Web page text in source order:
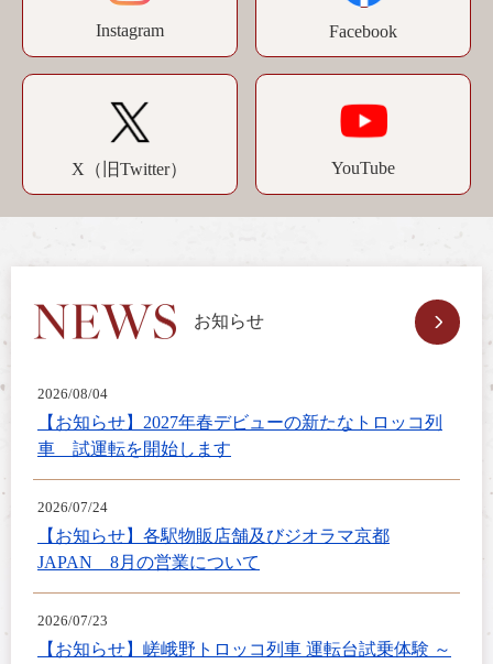
Instagram Facebook
X（旧Twitter） YouTube
お知らせ
2026/08/04
【お知らせ】2027年春デビューの新たなトロッコ列
車 試運転を開始します
2026/07/24
【お知らせ】各駅物販店舗及びジオラマ京都
JAPAN 8月の営業について
2026/07/23
【お知らせ】嵯峨野トロッコ列車 運転台試乗体験 ～